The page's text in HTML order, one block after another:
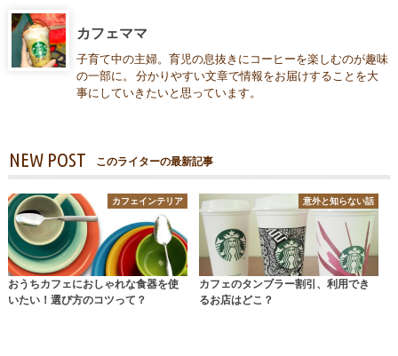
カフェママ
子育て中の主婦。育児の息抜きにコーヒーを楽しむのが趣味
の一部に。 分かりやすい文章で情報をお届けすることを大
事にしていきたいと思っています。
NEW POST このライターの最新記事
カフェインテリア
おうちカフェにおしゃれな食器を使
いたい！選び方のコツって？
意外と知らない話
カフェのタンブラー割引、利用でき
るお店はどこ？